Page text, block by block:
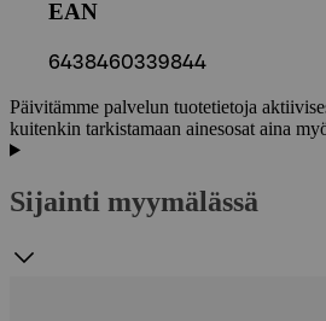
EAN
6438460339844
Päivitämme palvelun tuotetietoja
kuitenkin tarkistamaan ainesosat aina
Sijainti myymälässä